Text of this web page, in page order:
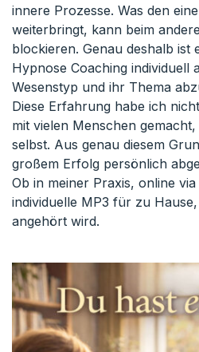
innere Prozesse. Was den
weiterbringt, kann beim
blockieren. Genau deshalb ist
Hypnose Coaching individuell
Wesenstyp und ihr Thema
Diese Erfahrung habe ich
mit vielen Menschen
selbst. Aus genau diesem
großem Erfolg persönlich
Ob in meiner Praxis, online
individuelle MP3 für zu
angehört wird.